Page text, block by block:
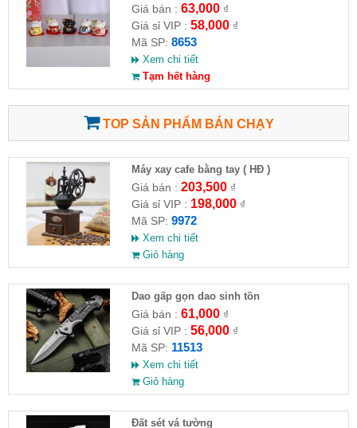
Giá bán : 63,000₫
Giá sỉ VIP : 58,000₫
Mã SP: 8653
Xem chi tiết
Tạm hết hàng
TOP SẢN PHẨM BÁN CHẠY
Máy xay cafe bằng tay ( HĐ )
Giá bán : 203,500₫
Giá sỉ VIP : 198,000₫
Mã SP: 9972
Xem chi tiết
Giỏ hàng
Dao gấp gọn dao sinh tồn
Giá bán : 61,000₫
Giá sỉ VIP : 56,000₫
Mã SP: 11513
Xem chi tiết
Giỏ hàng
Đất sét vá tường